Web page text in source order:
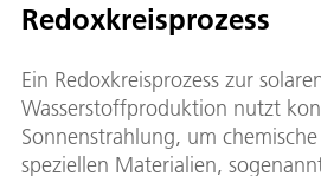
Redoxkreisprozess
Ein Redoxkreisprozess zur
Wasserstoffproduktion nutzt
Sonnenstrahlung, um
speziellen Materialien,